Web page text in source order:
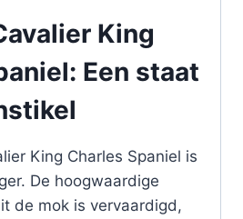
King
Een staat
King Charles Spaniel is
De hoogwaardige
de mok is vervaardigd,